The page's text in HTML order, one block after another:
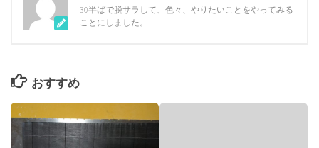
30半ばで脱サラして、色々、やりたいことをやってみる
ことにしました。
おすすめ